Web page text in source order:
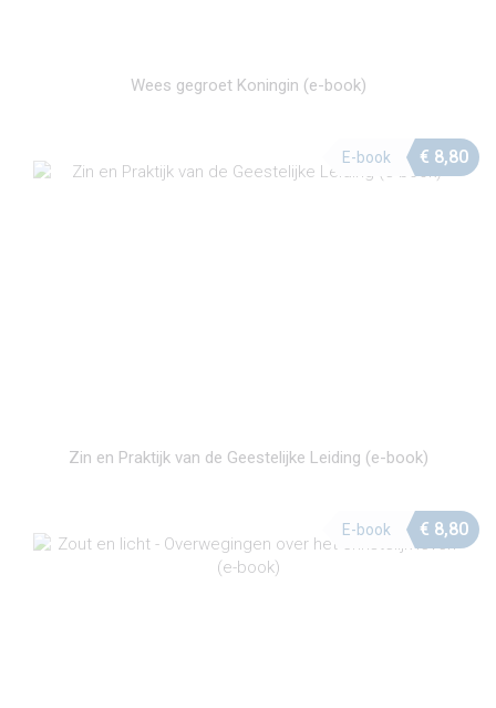
Wees gegroet Koningin (e-book)
Zin en Praktijk van de Geestelijke Leiding (e-book)
E-book € 8,80
E-book € 8,80